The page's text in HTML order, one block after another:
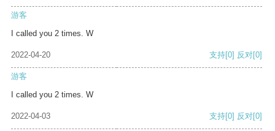
游客
I called you 2 times. W
2022-04-20 支持[0] 反对[0]
游客
I called you 2 times. W
2022-04-03 支持[0] 反对[0]